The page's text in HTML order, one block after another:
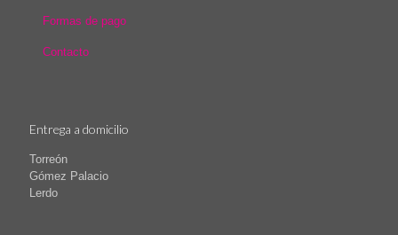
Formas de pago
Contacto
Entrega a domicilio
Torreón
Gómez Palacio
Lerdo